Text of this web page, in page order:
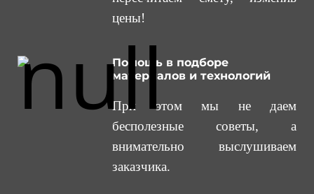
цены!
Помощь в подборе
материалов и технологий
При этом мы не даем
бесполезные советы, а
внимательно выслушиваем
заказчика.